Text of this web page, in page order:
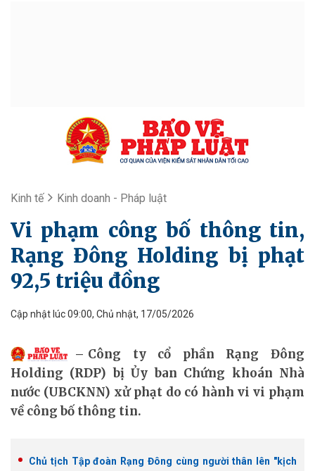
Kinh tế Kinh doanh - Pháp luật
Vi phạm công bố thông tin,
Rạng Đông Holding bị phạt
92,5 triệu đồng
Cập nhật lúc 09:00, Chủ nhật, 17/05/2026
Công ty cổ phần Rạng Đông
Holding (RDP) bị Ủy ban Chứng khoán Nhà
nước (UBCKNN) xử phạt do có hành vi vi phạm
về công bố thông tin.
Chủ tịch Tập đoàn Rạng Đông cùng người thân lên "kịch